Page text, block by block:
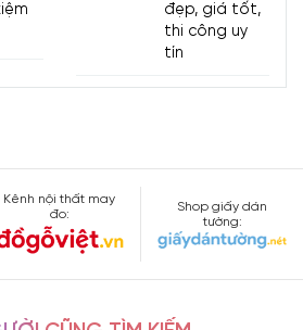
đẹp, giá tốt,
thi công uy
tín
Kênh nội thất may
đo:
Shop giấy dán
tường: